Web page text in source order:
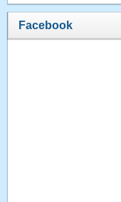
Facebook